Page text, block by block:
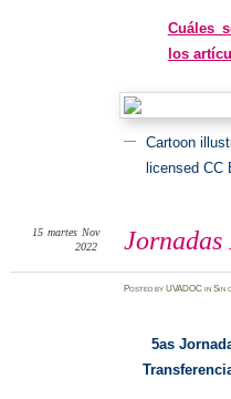
Cuáles
los
Cartoon
licensed CC
Jornadas
15 martes Nov
2022
PostedbyUVADOC inSin
5as